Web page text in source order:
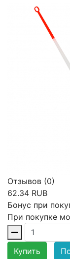
Отзывов (0)
62.34 RUB
Бонус при
При покупке
Купить